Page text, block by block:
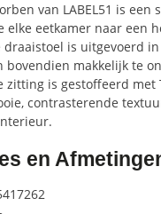
van LABEL51 is een
elke eetkamer naar een
draaistoel is uitgevoerd
bovendien makkelijk te
zitting is gestoffeerd met
contrasterende
en